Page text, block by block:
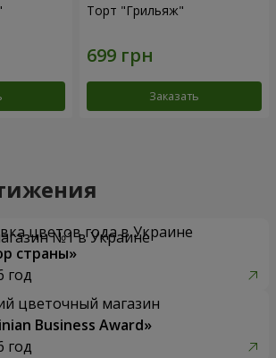
Торт "Грильяж"
Заказать
цветов года в Украине
страны»
год
цветочный магазин
Business Award»
год